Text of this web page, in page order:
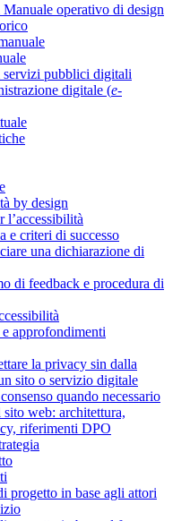
operativo di design
servizi pubblici digitali
digitale (e-
by design
l’accessibilità
e criteri di successo
una dichiarazione di
di feedback e procedura di
approfondimenti
la privacy sin dalla
sito o servizio digitale
quando necessario
web: architettura,
riferimenti DPO
progetto in base agli attori